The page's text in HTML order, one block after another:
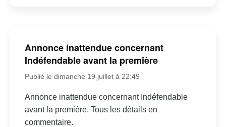
Annonce inattendue concernant
Indéfendable avant la première
Publié le dimanche 19 juillet à 22:49
Annonce inattendue concernant Indéfendable
avant la première. Tous les détails en
commentaire.